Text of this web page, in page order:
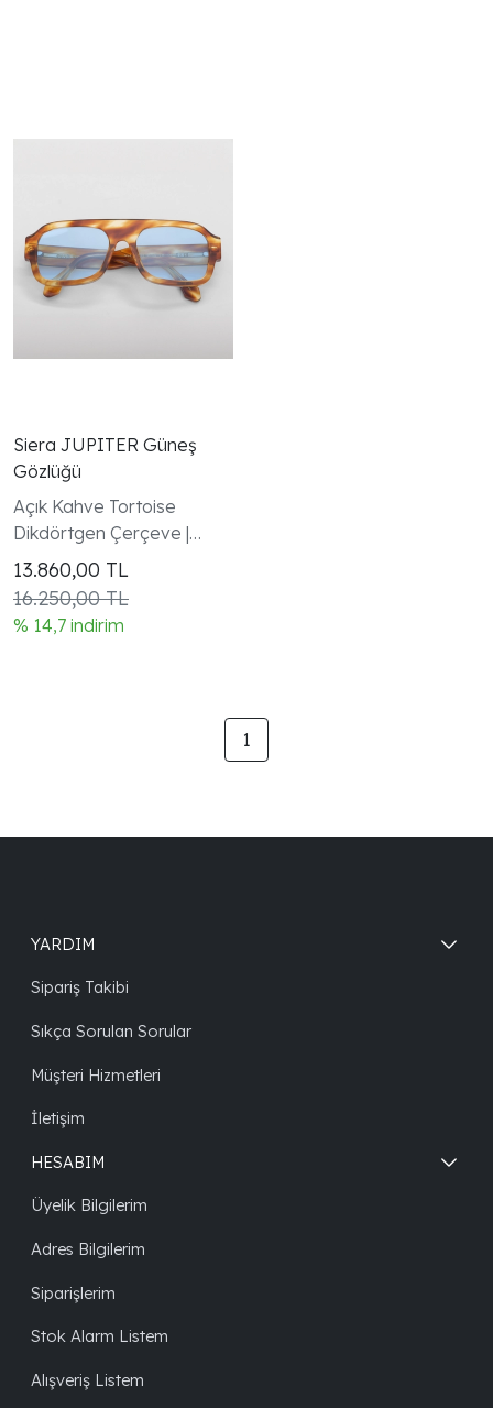
Siera JUPITER Güneş
Gözlüğü
Açık Kahve Tortoise
Dikdörtgen Çerçeve |
Koyu Mavi Cam | El Yapımı
- Handmade in Italy |
UV400 | Garanti Dahil
13.860,00 TL
16.250,00 TL
% 14,7 indirim
1
YARDIM
Sipariş Takibi
Sıkça Sorulan Sorular
Müşteri Hizmetleri
İletişim
HESABIM
Üyelik Bilgilerim
Adres Bilgilerim
Siparişlerim
Stok Alarm Listem
Alışveriş Listem